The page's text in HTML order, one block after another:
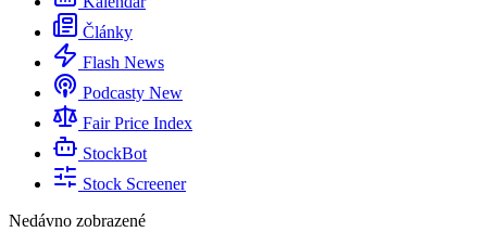
Články
Flash News
Podcasty New
Fair Price Index
StockBot
Stock Screener
Nedávno zobrazené